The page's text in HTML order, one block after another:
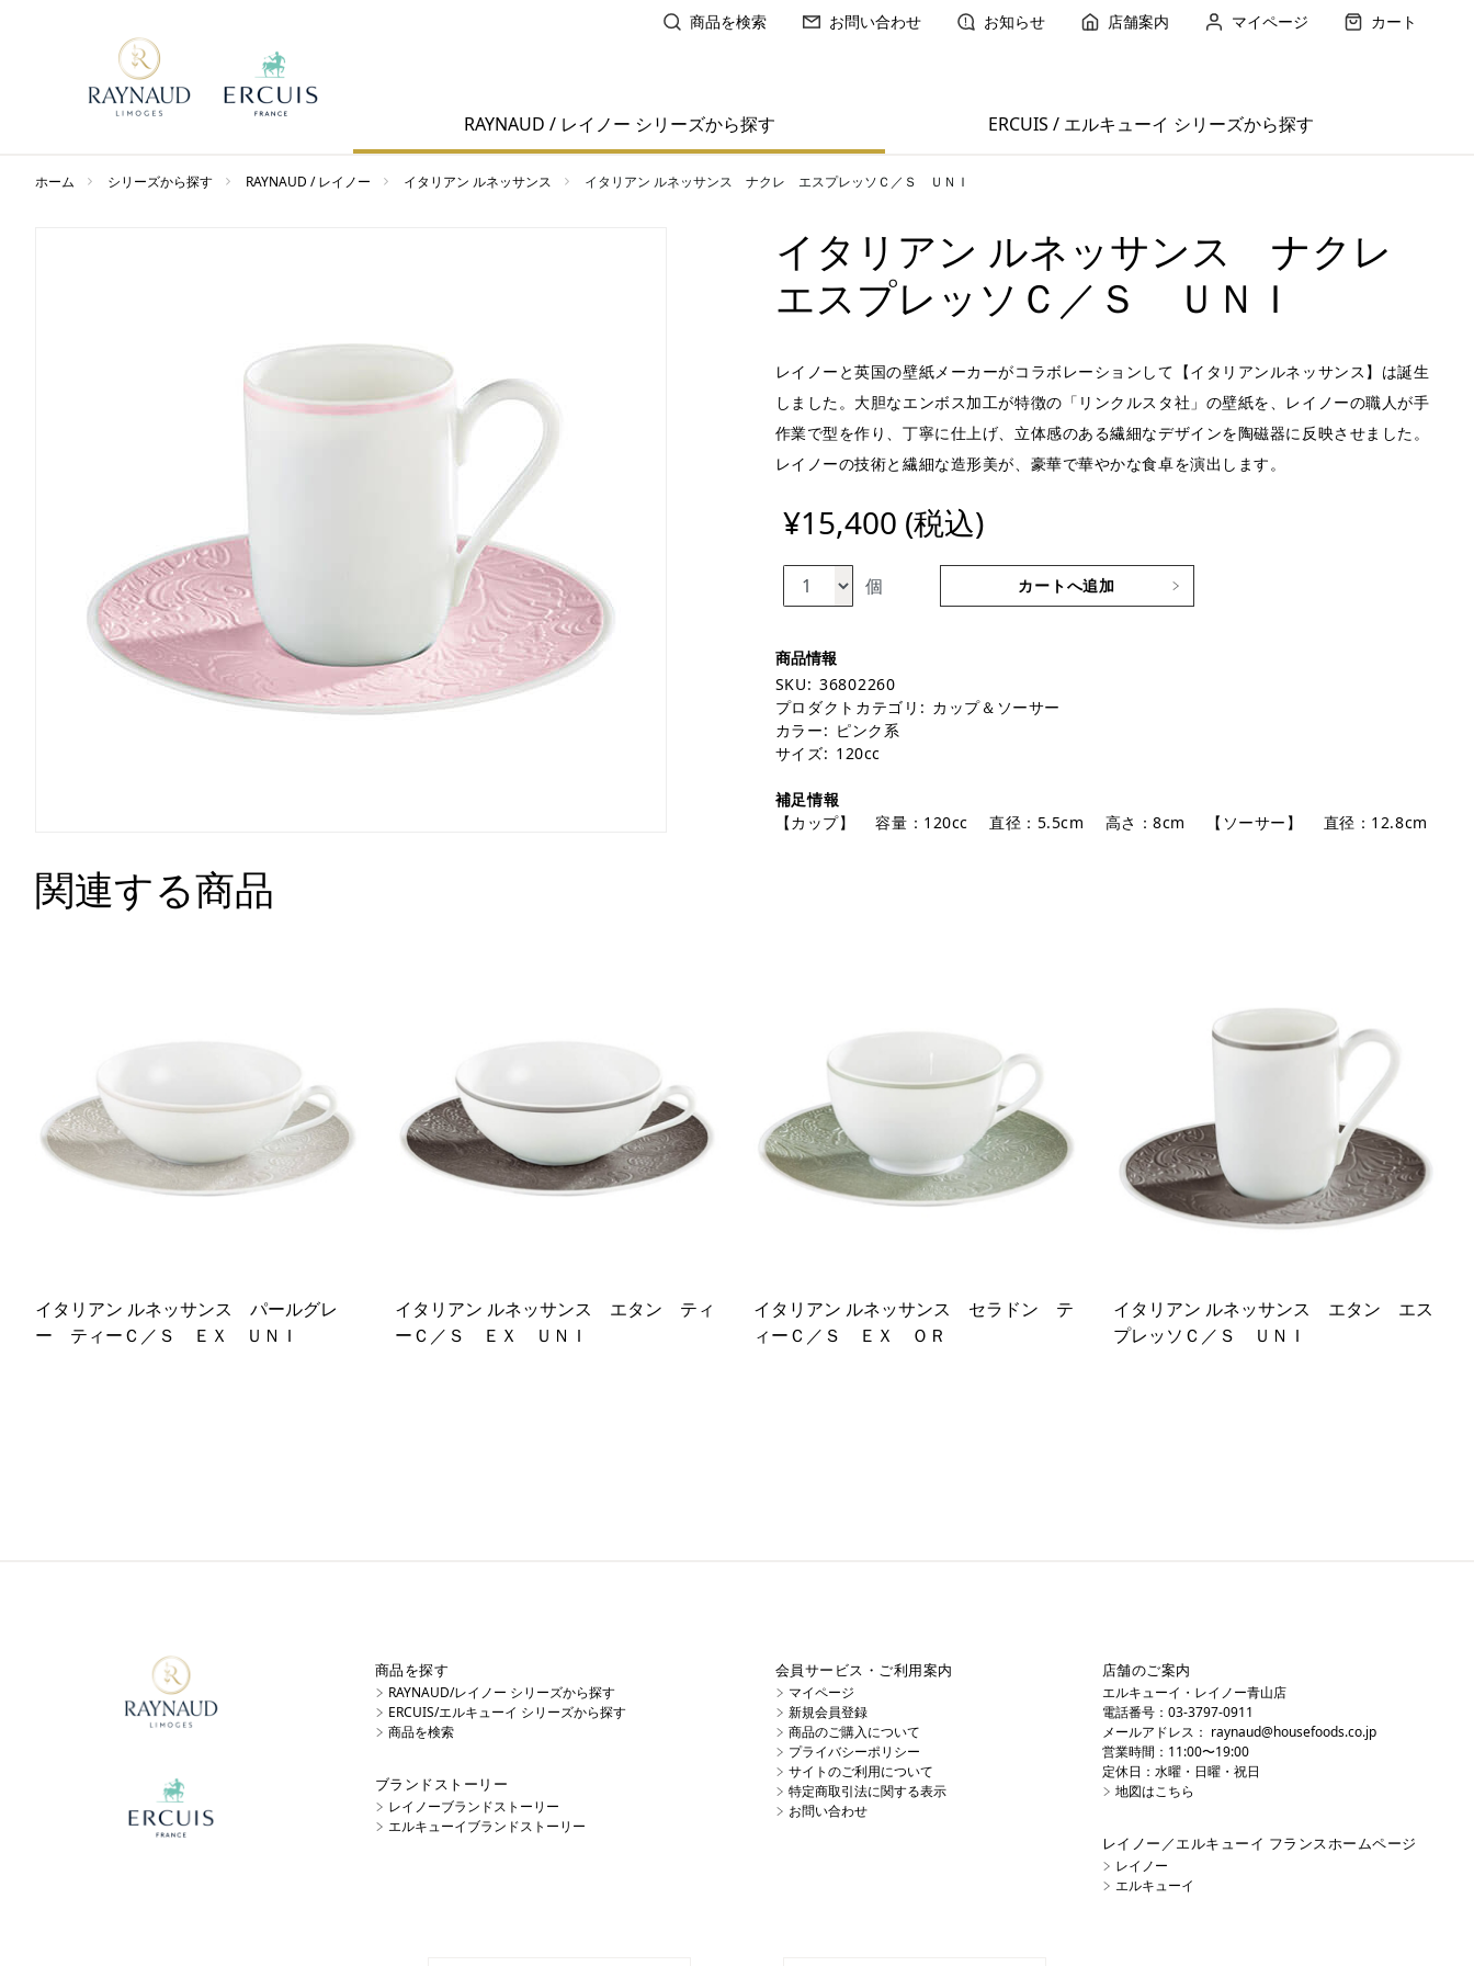
商品を検索 お問い合わせ お知らせ 店舗案内 マイページ カート
RAYNAUD / レイノー シリーズから探す ERCUIS / エルキューイ シリーズから探す
ホーム シリーズから探す RAYNAUD / レイノー イタリアン ルネッサンス イタリアン ルネッサンス ナクレ エスプレッソＣ／Ｓ ＵＮＩ
イタリアン ルネッサンス ナクレ
エスプレッソＣ／Ｓ ＵＮＩ
レイノーと英国の壁紙メーカーがコラボレーションして【イタリアンルネッサンス】は誕生
しました。大胆なエンボス加工が特徴の「リンクルスタ社」の壁紙を、レイノーの職人が手
作業で型を作り、丁寧に仕上げ、立体感のある繊細なデザインを陶磁器に反映させました。
レイノーの技術と繊細な造形美が、豪華で華やかな食卓を演出します。
¥15,400 (税込)
個 カートへ追加
SKU: 36802260
プロダクトカテゴリ: カップ＆ソーサー
カラー: ピンク系
サイズ: 120cc
補足情報
【カップ】 容量：120cc 直径：5.5cm 高さ：8cm 【ソーサー】 直径：12.8cm
関連する商品
イタリアン ルネッサンス パールグレ
ー ティーＣ／Ｓ ＥＸ ＵＮＩ
イタリアン ルネッサンス エタン ティ
ーＣ／Ｓ ＥＸ ＵＮＩ
イタリアン ルネッサンス セラドン テ
ィーＣ／Ｓ ＥＸ ＯＲ
イタリアン ルネッサンス エタン エス
プレッソＣ／Ｓ ＵＮＩ
商品を探す
RAYNAUD/レイノー シリーズから探す
ERCUIS/エルキューイ シリーズから探す
商品を検索
ブランドストーリー
レイノーブランドストーリー
エルキューイブランドストーリー
会員サービス・ご利用案内
マイページ
新規会員登録
商品のご購入について
プライバシーポリシー
サイトのご利用について
特定商取引法に関する表示
お問い合わせ
店舗のご案内
エルキューイ・レイノー青山店
電話番号：03-3797-0911
メールアドレス： raynaud@housefoods.co.jp
営業時間：11:00〜19:00
定休日：水曜・日曜・祝日
地図はこちら
レイノー／エルキューイ フランスホームページ
レイノー
エルキューイ